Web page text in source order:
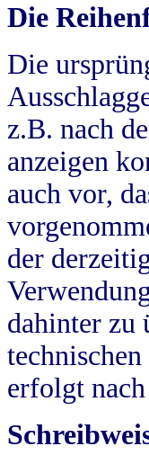
Die
Die
z.B. nach
anzeigen
auch vor,
der
dahinter zu
erfolgt